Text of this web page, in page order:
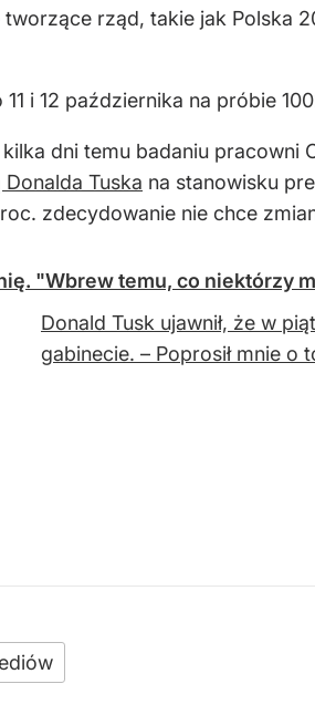
rząd, takie jak Polska
i 12 października na próbie
dni temu badaniu pracowni
Tuska na stanowisku
zdecydowanie nie chce
"Wbrew temu, co niektórzy
Donald Tusk ujawnił, że w
gabinecie. – Poprosił mnie o